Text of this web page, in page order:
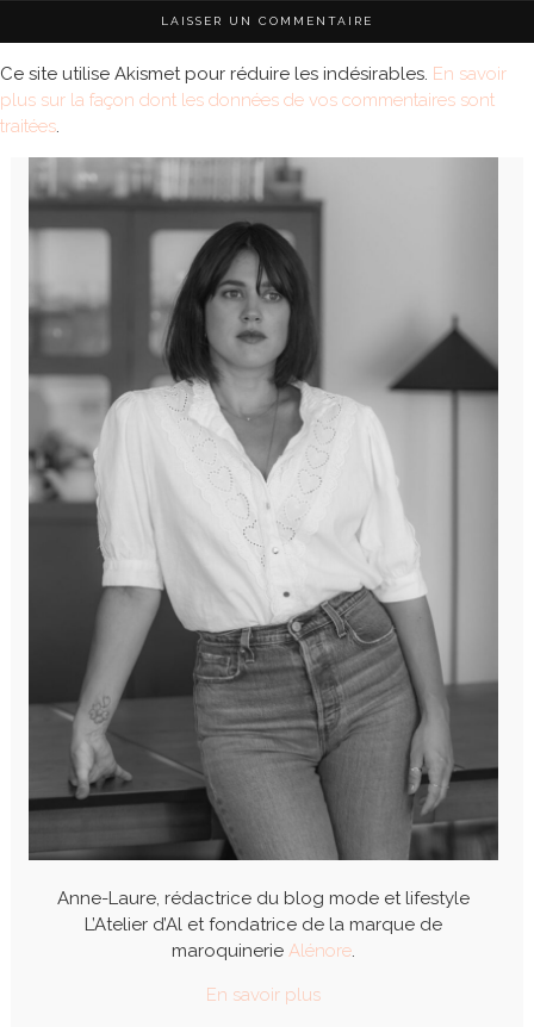
Ce site utilise Akismet pour réduire les indésirables. En savoir
plus sur la façon dont les données de vos commentaires sont
traitées.
Anne-Laure, rédactrice du blog mode et lifestyle
L’Atelier d’Al et fondatrice de la marque de
maroquinerie Alénore.
En savoir plus